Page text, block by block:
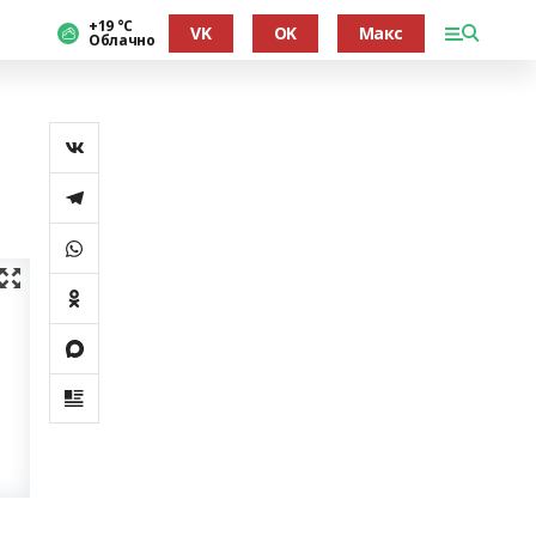
+19 °С
Облачно VK OK Макс